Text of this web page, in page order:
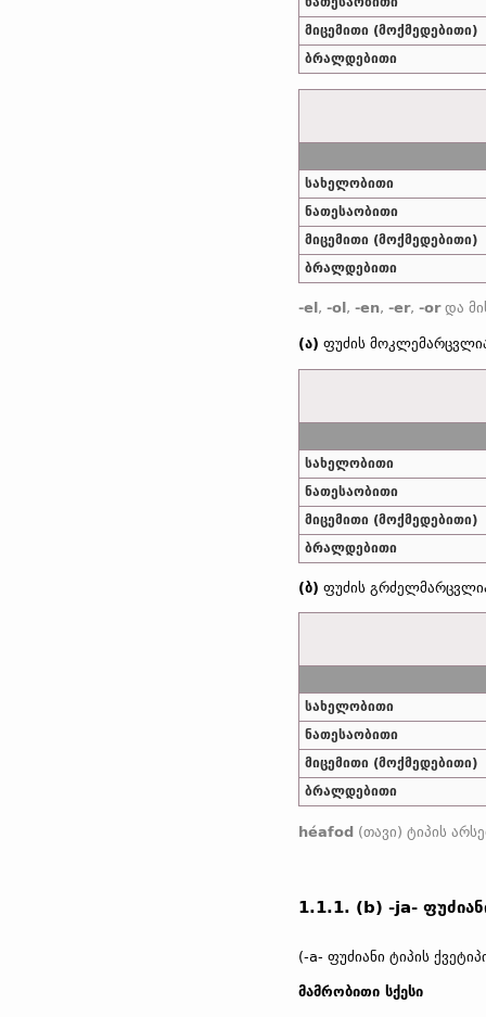
მიცემითი (მოქმედებითი)
ბრალდებითი
სახელობითი
ნათესაობითი
მიცემითი (მოქმედებითი)
ბრალდებითი
-el , -ol , -еn, -еr, -orდა მისთ. ტიპის
(ა) ფუძის
სახელობითი
ნათესაობითი
მიცემითი (მოქმედებითი)
ბრალდებითი
(ბ) ფუძის
სახელობითი
ნათესაობითი
მიცემითი (მოქმედებითი)
ბრალდებითი
héafod (თავი) ტიპის არსებითები
1.1.1. (b) -ja-
(-a- ფუძიანი ტიპის
მამრობითი სქესი